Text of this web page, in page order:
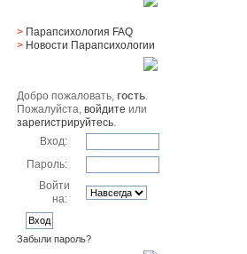
> Парапсихология FAQ
> Новости Парапсихологии
Добро пожаловать,гость.
Пожалуйста,войдите или
зарегистрируйтесь.
Вход:
Пароль:
Войти
на:
Забыли пароль?